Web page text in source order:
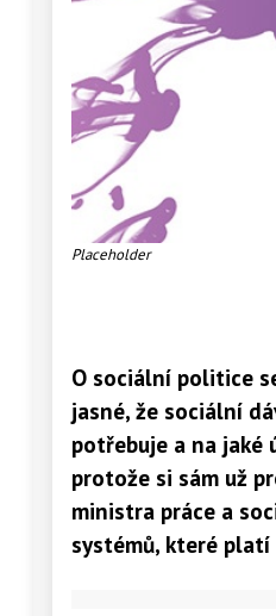
Placeholder
O sociální politice
jasné, že sociální
potřebuje a na jaké
protože si sám už
ministra práce a
systémů, které